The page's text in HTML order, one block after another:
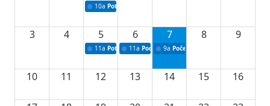
10a Potpisivanje ugovora sa neprofitnim
3 4 5
11a Potpisivanje ugovora o stipendijama za
6
11a Podrška razvoju vodne infrastrukture u
7
9a Početak izgradnje nove
8 9
10 11 12 13 14 15 16